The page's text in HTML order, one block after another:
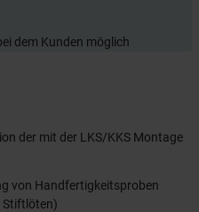
dem Kunden möglich
der mit der LKS/KKS Montage
von Handfertigkeitsproben
Stiftlöten)